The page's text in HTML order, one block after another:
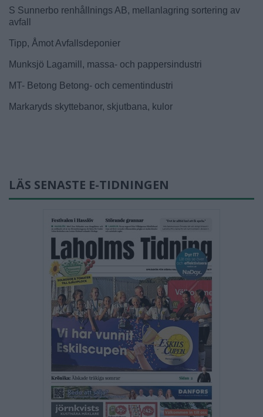
S Sunnerbo renhållnings AB, mellanlagring sortering av
avfall
Tipp, Åmot Avfallsdeponier
Munksjö Lagamill, massa- och pappersindustri
MT- Betong Betong- och cementindustri
Markaryds skyttebanor, skjutbana, kulor
LÄS SENASTE E-TIDNINGEN